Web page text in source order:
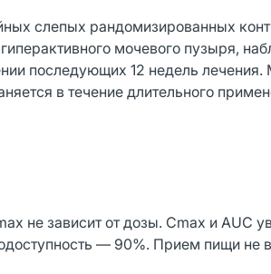
слепых рандомизированных
мочевого пузыря,
последующих 12 недель
в течение длительного
не зависит от дозы. Сmax и AUC
— 90%. Прием пищи не